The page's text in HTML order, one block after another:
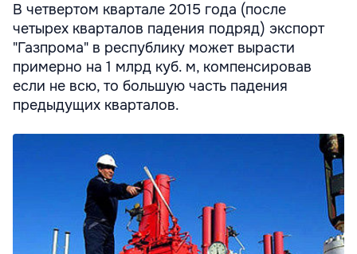
В четвертом квартале 2015 года (после
четырех кварталов падения подряд) экспорт
"Газпрома" в республику может вырасти
примерно на 1 млрд куб. м, компенсировав
если не всю, то большую часть падения
предыдущих кварталов.